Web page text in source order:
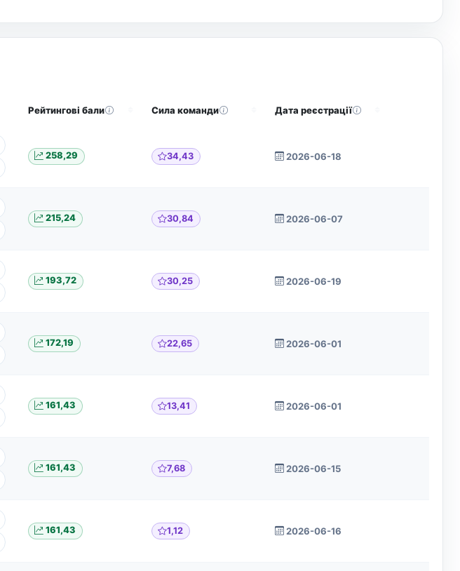
Рейтингові бали Сила команди Дата реєстрації
258,29 34,43 2026-06-18
215,24 30,84 2026-06-07
193,72 30,25 2026-06-19
172,19 22,65 2026-06-01
161,43 13,41 2026-06-01
161,43 7,68 2026-06-15
161,43 1,12 2026-06-16